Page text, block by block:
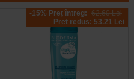
-15% Preț întreg: 62.60 Lei
Preț redus: 53.21 Lei